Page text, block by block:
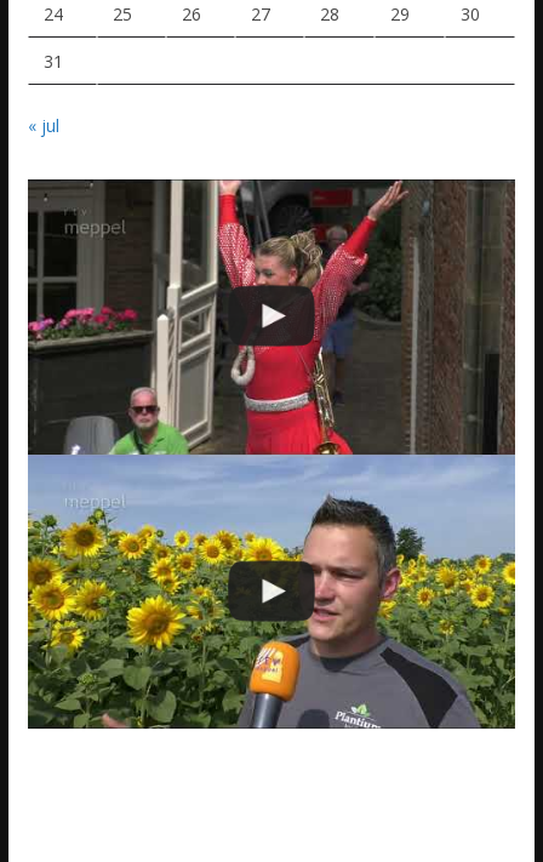
24 25 26 27 28 29 30
31
« jul